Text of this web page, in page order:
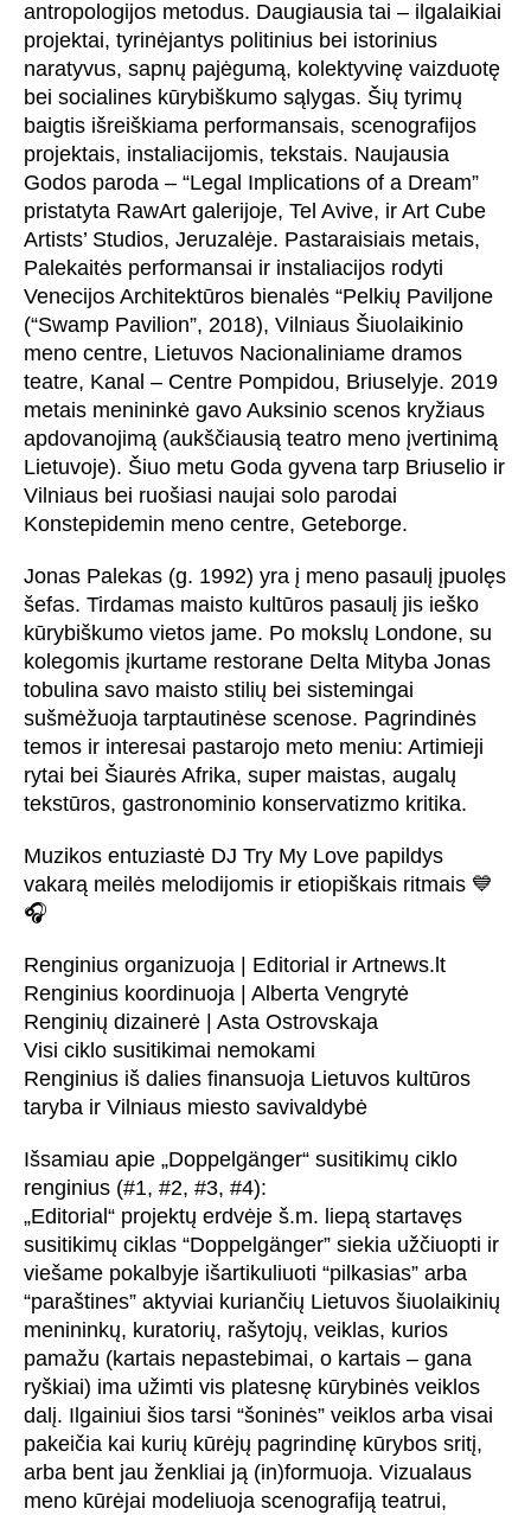
antropologijos metodus. Daugiausia tai – ilgalaikiai
projektai, tyrinėjantys politinius bei istorinius
naratyvus, sapnų pajėgumą, kolektyvinę vaizduotę
bei socialines kūrybiškumo sąlygas. Šių tyrimų
baigtis išreiškiama performansais, scenografijos
projektais, instaliacijomis, tekstais. Naujausia
Godos paroda – “Legal Implications of a Dream”
pristatyta RawArt galerijoje, Tel Avive, ir Art Cube
Artists’ Studios, Jeruzalėje. Pastaraisiais metais,
Palekaitės performansai ir instaliacijos rodyti
Venecijos Architektūros bienalės “Pelkių Paviljone
(“Swamp Pavilion”, 2018), Vilniaus Šiuolaikinio
meno centre, Lietuvos Nacionaliniame dramos
teatre, Kanal – Centre Pompidou, Briuselyje. 2019
metais menininkė gavo Auksinio scenos kryžiaus
apdovanojimą (aukščiausią teatro meno įvertinimą
Lietuvoje). Šiuo metu Goda gyvena tarp Briuselio ir
Vilniaus bei ruošiasi naujai solo parodai
Konstepidemin meno centre, Geteborge.
Jonas Palekas (g. 1992) yra į meno pasaulį įpuolęs
šefas. Tirdamas maisto kultūros pasaulį jis ieško
kūrybiškumo vietos jame. Po mokslų Londone, su
kolegomis įkurtame restorane Delta Mityba Jonas
tobulina savo maisto stilių bei sistemingai
sušmėžuoja tarptautinėse scenose. Pagrindinės
temos ir interesai pastarojo meto meniu: Artimieji
rytai bei Šiaurės Afrika, super maistas, augalų
tekstūros, gastronominio konservatizmo kritika.
Muzikos entuziastė DJ Try My Love papildys
vakarą meilės melodijomis ir etiopiškais ritmais 💙
🎧
Renginius organizuoja | Editorial ir Artnews.lt
Renginius koordinuoja | Alberta Vengrytė
Renginių dizainerė | Asta Ostrovskaja
Visi ciklo susitikimai nemokami
Renginius iš dalies finansuoja Lietuvos kultūros
taryba ir Vilniaus miesto savivaldybė
Išsamiau apie „Doppelgänger“ susitikimų ciklo
renginius (#1, #2, #3, #4):
„Editorial“ projektų erdvėje š.m. liepą startavęs
susitikimų ciklas “Doppelgänger” siekia užčiuopti ir
viešame pokalbyje išartikuliuoti “pilkasias” arba
“paraštines” aktyviai kuriančių Lietuvos šiuolaikinių
menininkų, kuratorių, rašytojų, veiklas, kurios
pamažu (kartais nepastebimai, o kartais – gana
ryškiai) ima užimti vis platesnę kūrybinės veiklos
dalį. Ilgainiui šios tarsi “šoninės” veiklos arba visai
pakeičia kai kurių kūrėjų pagrindinę kūrybos sritį,
arba bent jau ženkliai ją (in)formuoja. Vizualaus
meno kūrėjai modeliuoja scenografiją teatrui,